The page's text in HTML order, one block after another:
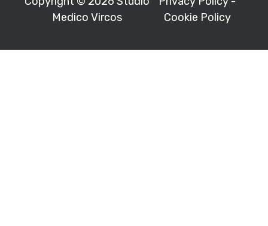
Medico Vircos
Cookie Policy